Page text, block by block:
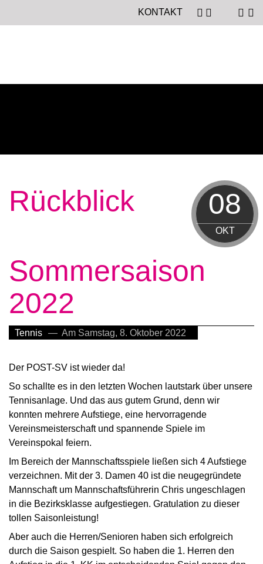
KONTAKT
08
OKT
Rückblick
Sommersaison
2022
Tennis — Am Samstag, 8. Oktober 2022
Der POST-SV ist wieder da!
So schallte es in den letzten Wochen lautstark über unsere
Tennisanlage. Und das aus gutem Grund, denn wir
konnten mehrere Aufstiege, eine hervorragende
Vereinsmeisterschaft und spannende Spiele im
Vereinspokal feiern.
Im Bereich der Mannschaftsspiele ließen sich 4 Aufstiege
verzeichnen. Mit der 3. Damen 40 ist die neugegründete
Mannschaft um Mannschaftsführerin Chris ungeschlagen
in die Bezirksklasse aufgestiegen. Gratulation zu dieser
tollen Saisonleistung!
Aber auch die Herren/Senioren haben sich erfolgreich
durch die Saison gespielt. So haben die 1. Herren den